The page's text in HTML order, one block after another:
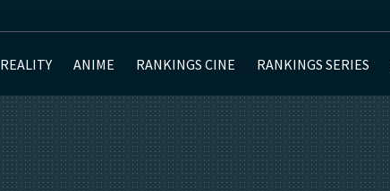
REALITY ANIME RANKINGS CINE RANKINGS SERIES